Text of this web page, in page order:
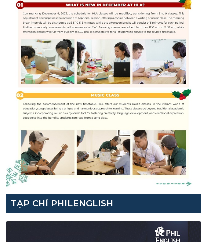
TẠP CHÍ PHILENGLISH